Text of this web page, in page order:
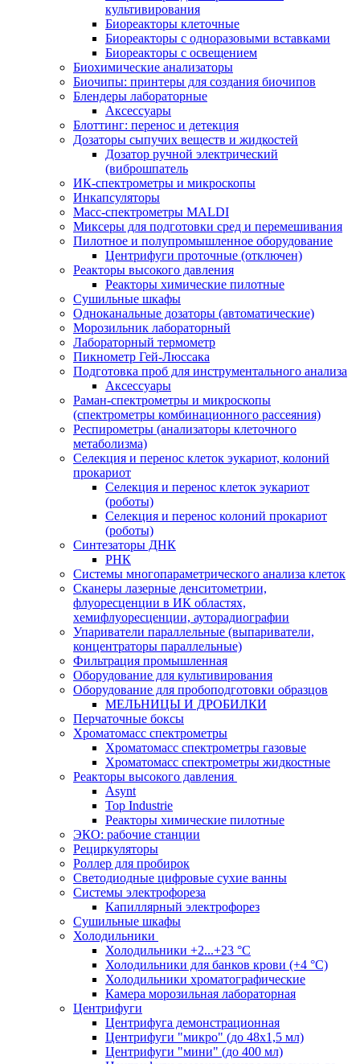
культивирования
Биореакторы клеточные
Биореакторы с одноразовыми вставками
Биореакторы с освещением
Биохимические анализаторы
Биочипы: принтеры для создания биочипов
Блендеры лабораторные
Аксессуары
Блоттинг: перенос и детекция
Дозаторы сыпучих веществ и жидкостей
Дозатор ручной электрический
(виброшпатель
ИК-спектрометры и микроскопы
Инкапсуляторы
Масс-спектрометры MALDI
Миксеры для подготовки сред и перемешивания
Пилотное и полупромышленное оборудование
Центрифуги проточные (отключен)
Реакторы высокого давления
Реакторы химические пилотные
Сушильные шкафы
Одноканальные дозаторы (автоматические)
Морозильник лабораторный
Лабораторный термометр
Пикнометр Гей-Люссака
Подготовка проб для инструментального анализа
Аксессуары
Раман-спектрометры и микроскопы
(спектрометры комбинационного рассеяния)
Респирометры (анализаторы клеточного
метаболизма)
Селекция и перенос клеток эукариот, колоний
прокариот
Селекция и перенос клеток эукариот
(роботы)
Селекция и перенос колоний прокариот
(роботы)
Синтезаторы ДНК
РНК
Системы многопараметрического анализа клеток
Сканеры лазерные денситометрии,
флуоресценции в ИК областях,
хемифлуоресценции, ауторадиографии
Упариватели параллельные (выпариватели,
концентраторы параллельные)
Фильтрация промышленная
Оборудование для культивирования
Оборудование для пробоподготовки образцов
МЕЛЬНИЦЫ И ДРОБИЛКИ
Перчаточные боксы
Хроматомасс спектрометры
Хроматомасс спектрометры газовые
Хроматомасс спектрометры жидкостные
Реакторы высокого давления
Asynt
Top Industrie
Реакторы химические пилотные
ЭКО: рабочие станции
Рециркуляторы
Роллер для пробирок
Светодиодные цифровые сухие ванны
Системы электрофореза
Капиллярный электрофорез
Сушильные шкафы
Холодильники
Холодильники +2...+23 °С
Холодильники для банков крови (+4 °С)
Холодильники хроматографические
Камера морозильная лабораторная
Центрифуги
Центрифуга демонстрационная
Центрифуги "микро" (до 48x1,5 мл)
Центрифуги "мини" (до 400 мл)